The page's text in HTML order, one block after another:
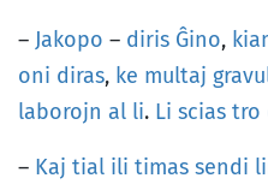
– Jakopo – diris Ĝino,
oni diras, ke multaj
laborojn al li. Li scias tro
– Kaj tial ili timas sendi